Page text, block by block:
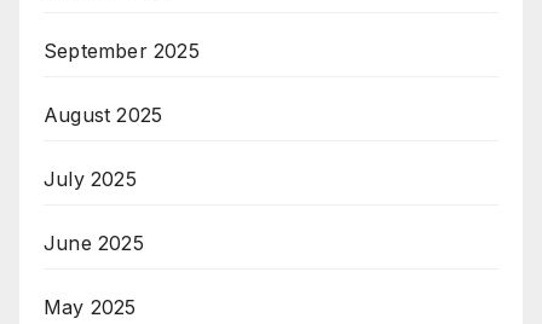
September 2025
August 2025
July 2025
June 2025
May 2025